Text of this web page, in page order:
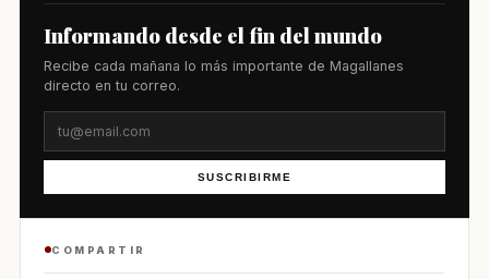
Informando desde el fin del mundo
Recibe cada mañana lo más importante de Magallanes
directo en tu correo.
SUSCRIBIRME
COMPARTIR